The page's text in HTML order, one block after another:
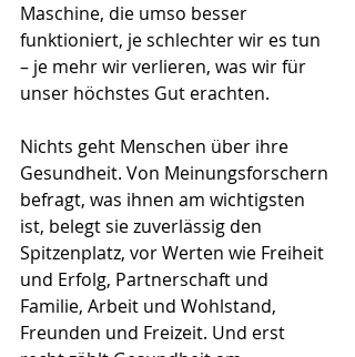
Maschine, die umso besser
funktioniert, je schlechter wir es tun
– je mehr wir verlieren, was wir für
unser höchstes Gut erachten.
Nichts geht Menschen über ihre
Gesundheit. Von Meinungsforschern
befragt, was ihnen am wichtigsten
ist, belegt sie zuverlässig den
Spitzenplatz, vor Werten wie Freiheit
und Erfolg, Partnerschaft und
Familie, Arbeit und Wohlstand,
Freunden und Freizeit. Und erst